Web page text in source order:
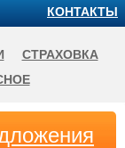
КОНТАКТЫ
СТРАХОВКА